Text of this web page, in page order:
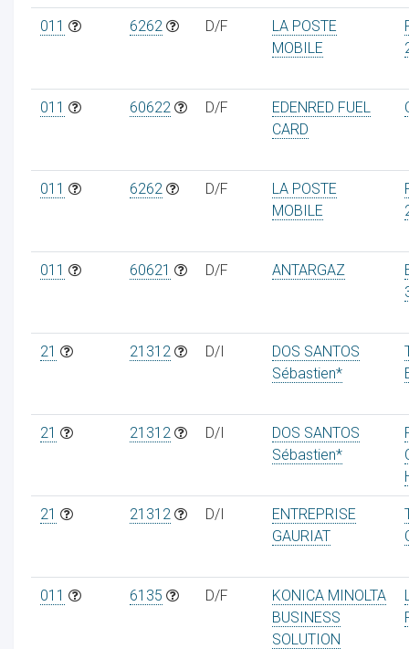
011 6262 D/F
LA POSTE
MOBILE
011 60622 D/F
EDENRED FUEL
CARD
011 6262 D/F
LA POSTE
MOBILE
011 60621 D/F ANTARGAZ
21 21312 D/I
DOS SANTOS
Sébastien*
21 21312 D/I
DOS SANTOS
Sébastien*
21 21312 D/I
ENTREPRISE
GAURIAT
011 6135 D/F
KONICA MINOLTA
BUSINESS
SOLUTION